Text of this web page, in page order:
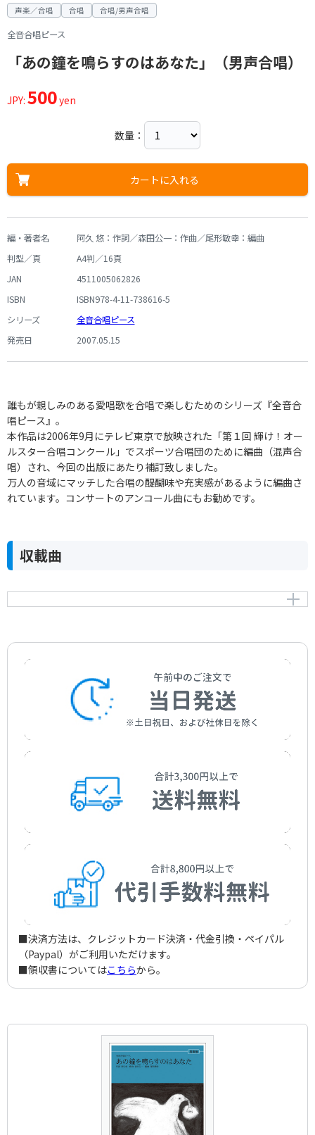
声楽／合唱 合唱 合唱/男声合唱
全音合唱ピース
「あの鐘を鳴らすのはあなた」（男声合唱）
JPY: 500yen
数量：
カートに入れる
編・著者名
阿久 悠：作詞／森田公一：作曲／尾形敏幸：編曲
判型／頁
A4判／16頁
JAN
4511005062826
ISBN
ISBN978-4-11-738616-5
シリーズ
全音合唱ピース
発売日
2007.05.15
誰もが親しみのある愛唱歌を合唱で楽しむためのシリーズ『全音合
唱ピース』。
本作品は2006年9月にテレビ東京で放映された「第１回 輝け！オー
ルスター合唱コンクール」でスポーツ合唱団のために編曲（混声合
唱）され、今回の出版にあたり補訂致しました。
万人の音域にマッチした合唱の醍醐味や充実感があるように編曲さ
れています。コンサートのアンコール曲にもお勧めです。
収載曲
あの鐘を鳴らすのはあなた
阿久 悠
Aku，Yu
■決済方法は、クレジットカード決済・代金引換・ペイパル
（Paypal）がご利用いただけます。
■領収書についてはこちらから。